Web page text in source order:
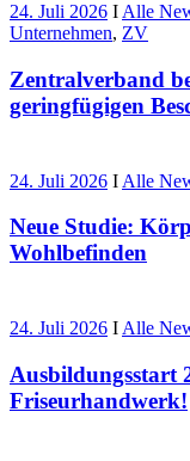
24. Juli 2026 I Alle
Unternehmen, ZV
Zentralverband
geringfügigen
24. Juli 2026 I Alle
Neue Studie:
Wohlbefinden
24. Juli 2026 I Alle
Ausbildungsstart
Friseurhandwerk!